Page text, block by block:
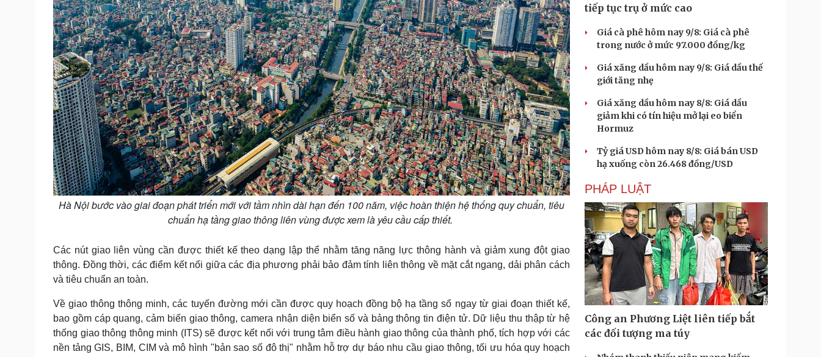
Hà Nội bước vào giai đoạn phát triển mới với tầm nhìn dài hạn đến 100 năm, việc hoàn thiện hệ thống quy chuẩn, tiêu
chuẩn hạ tầng giao thông liên vùng được xem là yêu cầu cấp thiết.
Các nút giao liên vùng cần được thiết kế theo dạng lập thể nhằm tăng năng lực thông hành và giảm xung đột giao
thông. Đồng thời, các điểm kết nối giữa các địa phương phải bảo đảm tính liên thông về mặt cắt ngang, dải phân cách
và tiêu chuẩn an toàn.
Về giao thông thông minh, các tuyến đường mới cần được quy hoạch đồng bộ hạ tầng số ngay từ giai đoạn thiết kế,
bao gồm cáp quang, cảm biến giao thông, camera nhận diện biển số và bảng thông tin điện tử. Dữ liệu thu thập từ hệ
thống giao thông thông minh (ITS) sẽ được kết nối với trung tâm điều hành giao thông của thành phố, tích hợp với các
nền tảng GIS, BIM, CIM và mô hình "bản sao số đô thị" nhằm hỗ trợ dự báo nhu cầu giao thông, tối ưu hóa quy hoạch
tiếp tục trụ ở mức cao
Giá cà phê hôm nay 9/8: Giá cà phê
trong nước ở mức 97.000 đồng/kg
Giá xăng dầu hôm nay 9/8: Giá dầu thế
giới tăng nhẹ
Giá xăng dầu hôm nay 8/8: Giá dầu
giảm khi có tín hiệu mở lại eo biển
Hormuz
Tỷ giá USD hôm nay 8/8: Giá bán USD
hạ xuống còn 26.468 đồng/USD
PHÁP LUẬT
Công an Phương Liệt liên tiếp bắt
các đối tượng ma túy